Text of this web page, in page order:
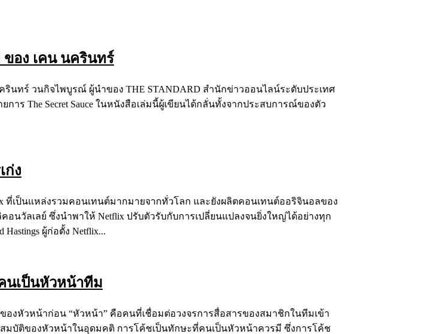
อง เคน นครินทร์
รินทร์ วนกิจไพบูรณ์ ผู้นำของ THE STANDARD สำนักข่าวออนไลน์ระดับประเทศ
ร The Secret Sauce ในหนังสือเล่มนี้ผู้เขียนได้กลั่นทั้งจากประสบการณ์ของตัว
ก่ง
เป็นแหล่งรวมคอนเทนต์มากมายจากทั่วโลก และยังผลิตคอนเทนต์ออริจินอลของ
วัลเลย์ ซึ่งนำพาให้ Netflix ปรับตัวรับกับการเปลี่ยนแปลงจนยิ่งใหญ่ได้อย่างทุก
ผู้ก่อตั้ง Netflix...
นเป็นหัวหน้าทีม
งหัวหน้าก่อน “หัวหน้า” คือคนที่เชื่อมต่อวงจรการสื่อสารของสมาชิกในทีมเข้า
มบัติของหัวหน้าในอุดมคติ การโค้ชเป็นทักษะที่คนเป็นหัวหน้าควรมี ซึ่งการโค้ช